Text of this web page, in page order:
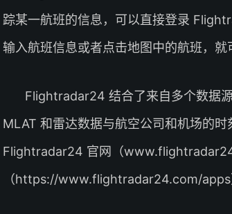
踪某一航班的信息，可以直接登录
输入航班信息或者点击地图中的航班，就
Flightradar24 结合了来自多个数据
MLAT 和雷达数据与航空公司和机场的
Flightradar24 官网（
（https://www.flightradar24.com/apps